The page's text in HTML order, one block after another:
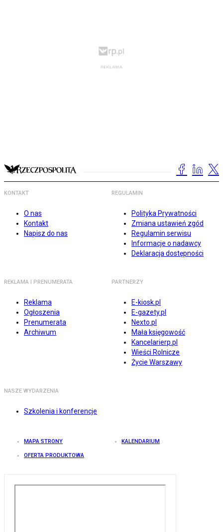
KONTAKT
O nas
Kontakt
Napisz do nas
REGULAMIN
Polityka Prywatności
Zmiana ustawień zgód
Regulamin serwisu
Informacje o nadawcy
Deklaracja dostępności
REKLAMA I PRENUMERATA
Reklama
Ogłoszenia
Prenumerata
Archiwum
PARTNERZY
E-kiosk.pl
E-gazety.pl
Nexto.pl
Mała księgowość
Kancelarierp.pl
Wieści Rolnicze
Życie Warszawy
NASZE WYDARZENIA
Szkolenia i konferencje
MAPA STRONY KALENDARIUM
OFERTA PRODUKTOWA